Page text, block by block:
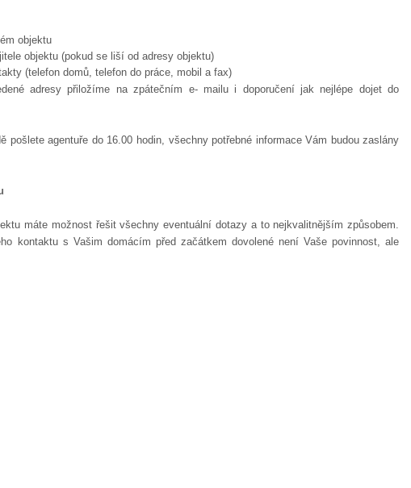
objektu
objektu (pokud se liší od adresy objektu)
(telefon domů, telefon do práce, mobil a fax)
adresy přiložíme na zpátečním e- mailu i doporučení jak nejlépe dojet do
pošlete agentuře do 16.00 hodin, všechny potřebné informace Vám budou zaslány
máte možnost řešit všechny eventuální dotazy a to nejkvalitnějším způsobem.
kontaktu s Vašim domácím před začátkem dovolené není Vaše povinnost, ale